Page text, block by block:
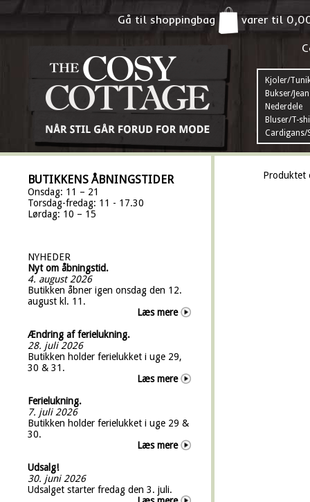
Gå til shoppingbag varer til
Kjoler/
Bukser/
Nederdele
Bluser/T-
Cardigans/
BUTIKKENS ÅBNINGSTIDER
Onsdag: 11 – 21
Torsdag-fredag: 11 - 17.30
Lørdag: 10 – 15
NYHEDER
Nyt om åbningstid.
4. august 2026
Butikken åbner igen onsdag den 12.
august kl. 11.
Læs mere
Ændring af ferielukning.
28. juli 2026
Butikken holder ferielukket i uge 29,
30 & 31.
Læs mere
Ferielukning.
7. juli 2026
Butikken holder ferielukket i uge 29 &
30.
Læs mere
Udsalg!
30. juni 2026
Udsalget starter fredag den 3. juli.
Produktet